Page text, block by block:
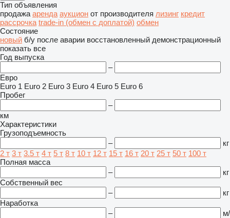
Тип объявления
продажа аренда аукцион от производителя лизинг кредит
рассрочка trade-in (обмен с доплатой) обмен
Состояние
новый б/у после аварии восстановленный демонстрационный
показать все
Год выпуска
–
Евро
Euro 1 Euro 2 Euro 3 Euro 4 Euro 5 Euro 6
Пробег
–
км
Характеристики
Грузоподъемность
–
кг
2 т 3 т 3.5 т 4 т 5 т 8 т 10 т 12 т 15 т 16 т 20 т 25 т 50 т 100 т
Полная масса
–
кг
Собственный вес
–
кг
Наработка
–
м/